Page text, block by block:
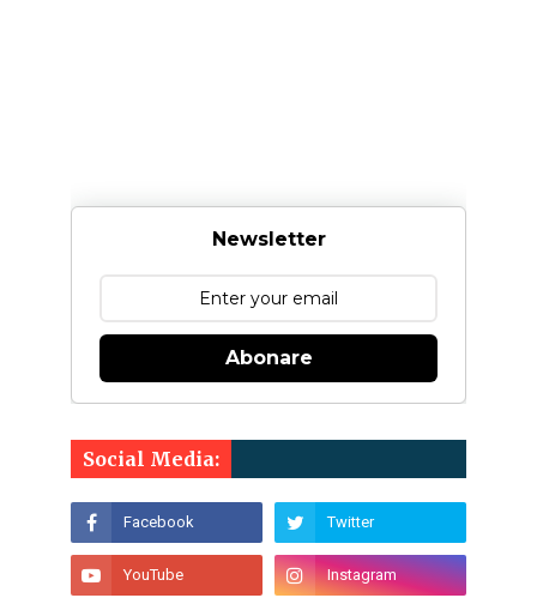
Newsletter
Abonare
Social Media: